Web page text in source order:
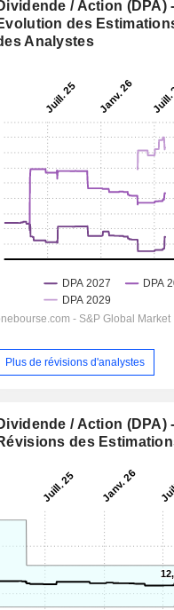
2027
1,41%
16,84 19,35
72,7% 70,6%
864,70 864,70
1 298 385
/ Action (DPA) -
des
Analystes
Plus de révisions d'analystes
/ Action (DPA) -
des